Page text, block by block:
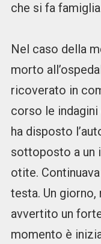
che si fa
Nel caso della
morto
ricoverato in
corso le indagini
ha disposto
sottoposto a un
otite.
testa. Un giorno,
avvertito un
momento è